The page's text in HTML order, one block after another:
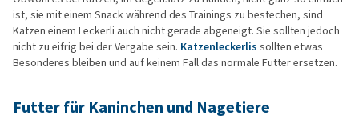
ist, sie mit einem Snack während des Trainings zu bestechen, sind
Katzen einem Leckerli auch nicht gerade abgeneigt. Sie sollten jedoch
nicht zu eifrig bei der Vergabe sein. Katzenleckerlis sollten etwas
Besonderes bleiben und auf keinem Fall das normale Futter ersetzen.
Futter für Kaninchen und Nagetiere